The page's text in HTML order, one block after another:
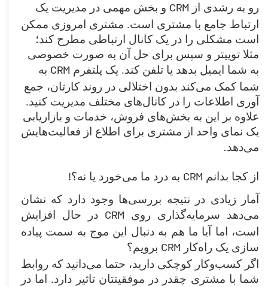
رو به رشدی از CRM و بخش مهمی در مدیریت یک
ارتباط جامع با مشتری است. مشتری امروزی ممکن
است مشکلی را در یک کانال ارتباطی مطرح کند؛
مثلا توییتر و سپس برای حل آن به صورت خصوصی
به شما ایمیل بدهد یا تلفن کند. یک پلتفرم CRM به
شما کمک می‌کند بدون اختلالی در روند کارتان، جمع
آوری اطلاعات را در کانال‌های مختلف مدیریت کنید.
علاوه بر این به بخش‌های فروش، خدمات و بازاریابی
یک نمای واحد از مشتری برای اطلاع از فعالیت‌هایش
می‌دهد.
از کجا بدانم CRM به درد ما می‌خورد یا نه؟!
آمار زیادی در نتیجه بررسی‌ها وجود دارد که نشان
می‌دهد سرمایه‌گذاری روی
CRM در حال افزایش
است، اما آیا ما هم به دنبال این موج به سمت پیاده
سازی یک راه‌کار CRM برویم؟
اگر کسب‌وکار کوچکی دارید، حتما می‌دانید که روابط
شما با مشتری چقدر در موفقیتتان تاثیر دارد. اما در